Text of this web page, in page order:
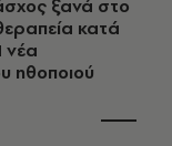
ξανά στο
κατά
νέα
ηθοποιού